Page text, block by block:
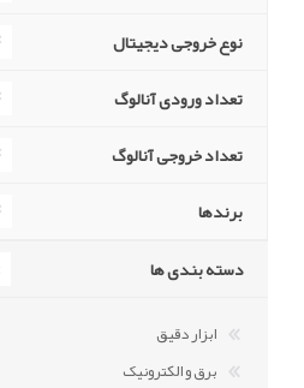
نوع خروجی دیجیتال
تعداد ورودی آنالوگ
تعداد خروجی آنالوگ
برندها
دسته بندی ها
ابزار دقیق
برق و الکترونیک